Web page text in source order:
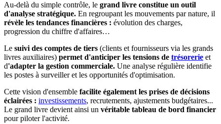
Au-delà du simple contrôle, le grand livre constitue un outil
d'analyse stratégique. En regroupant les mouvements par nature, il
révèle les tendances financières : évolution des charges,
progression du chiffre d'affaires…
Le suivi des comptes de tiers (clients et fournisseurs via les grands
livres auxiliaires) permet d'anticiper les tensions de trésorerie et
d'adapter la gestion commerciale. Une analyse régulière identifie
les postes à surveiller et les opportunités d'optimisation.
Cette vision d'ensemble facilite également les prises de décisions
éclairées : investissements, recrutements, ajustements budgétaires...
Le grand livre devient ainsi un véritable tableau de bord financier
pour piloter l'activité.